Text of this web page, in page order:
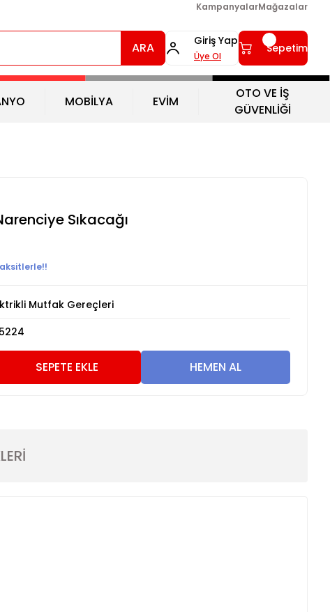
KampanyalarMağazalar
ARA Giriş Yap
Üye Ol
Sepetim
MOBİLYA EVİM
OTO VE İŞ
GÜVENLİĞİ
Sıkacağı
Mutfak Gereçleri
SEPETE EKLE HEMEN AL